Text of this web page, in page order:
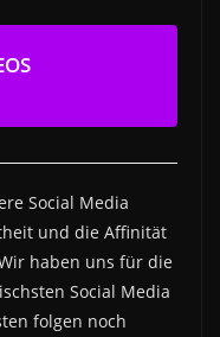
Social Media
und die Affinität
haben uns für die
Social Media
folgen noch